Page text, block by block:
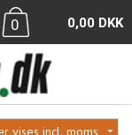
0,00 DKK
0